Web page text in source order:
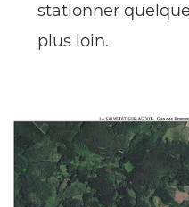
stationner
plus loin.